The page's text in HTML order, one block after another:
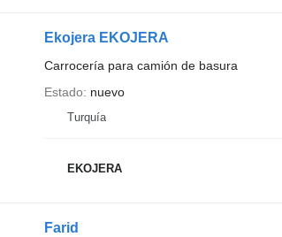
Ekojera EKOJERA
Carrocería para camión de basura
Estado
nuevo
Turquía
EKOJERA
Farid